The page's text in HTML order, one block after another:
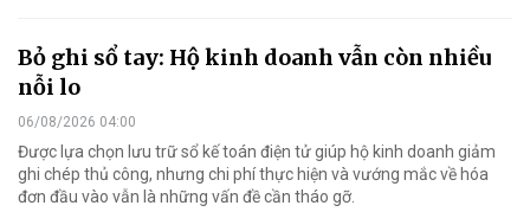
Bỏ ghi sổ tay: Hộ kinh doanh vẫn còn nhiều
nỗi lo
06/08/2026 04:00
Được lựa chọn lưu trữ sổ kế toán điện tử giúp hộ kinh doanh giảm
ghi chép thủ công, nhưng chi phí thực hiện và vướng mắc về hóa
đơn đầu vào vẫn là những vấn đề cần tháo gỡ.